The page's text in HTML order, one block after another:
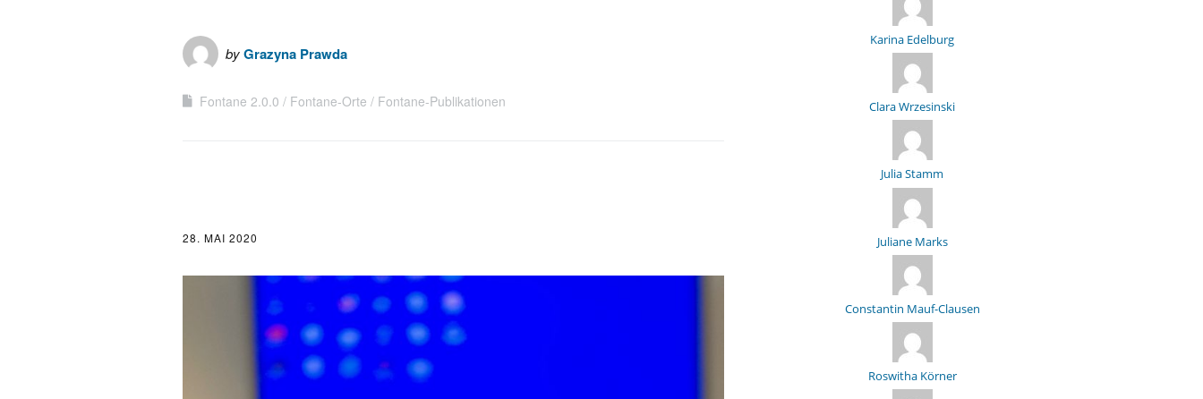
byGrazyna Prawda
Fontane 2.0.0 Fontane-Orte Fontane-Publikationen
28. MAI 2020
Karina Edelburg
Clara Wrzesinski
Julia Stamm
Juliane Marks
Constantin Mauf-Clausen
Roswitha Körner